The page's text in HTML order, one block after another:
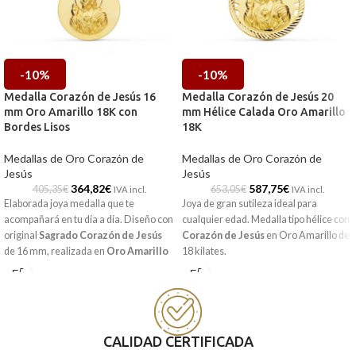
-10%
Medalla Corazón de Jesús 16
mm Oro Amarillo 18K con
Bordes Lisos
Medallas de Oro Corazón de
Jesús
405,35€ 364,82€ IVA incl.
Elaborada joya medalla que te
acompañará en tu día a día. Diseño con
original Sagrado Corazón de Jesús
de 16 mm, realizada en Oro Amarillo
de 18 kilates y acompañada por
en nuestras tiendas
-10%
Medalla Corazón de Jesús 20
mm Hélice Calada Oro Amarillo
18K
Medallas de Oro Corazón de
Jesús
653,05€ 587,75€ IVA incl.
Joya de gran sutileza ideal para
cualquier edad. Medalla tipo hélice con
Corazón de Jesús en Oro Amarillo de
18 kilates.
Encuéntrala
de
llevamos a casa.
CALIDAD CERTIFICADA